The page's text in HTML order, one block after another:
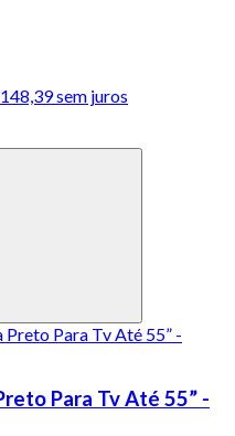
sem juros
Para Tv Até 55” -